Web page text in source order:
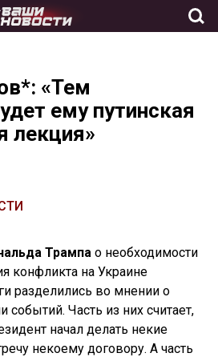
«Тем
ему путинская
лекция»
Трампа о необходимости
конфликта на Украине
разделились во мнении о
Часть из них считает,
начал делать некие
некоему договору. А часть